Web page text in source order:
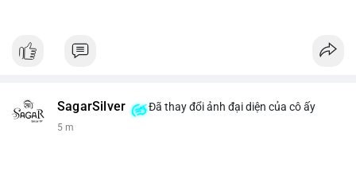
SagarSilver Đã thay đổi ảnh đại diện của cô ấy
5 m